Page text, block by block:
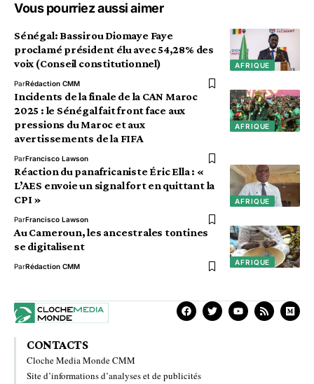
Vous pourriez aussi aimer
AFRIQUE
Sénégal: Bassirou Diomaye Faye
proclamé président élu avec 54,28% des
voix (Conseil constitutionnel)
ParRédaction CMM
AFRIQUE
Incidents de la finale de la CAN Maroc
2025 : le Sénégal fait front face aux
pressions du Maroc et aux
avertissements de la FIFA
ParFrancisco Lawson
AFRIQUE
Réaction du panafricaniste Éric Ella : «
L’AES envoie un signal fort en quittant la
CPI »
ParFrancisco Lawson
AFRIQUE
Au Cameroun, les ancestrales tontines
se digitalisent
ParRédaction CMM
CONTACTS
Cloche Media Monde CMM
Site d’informations d’analyses et de publicités